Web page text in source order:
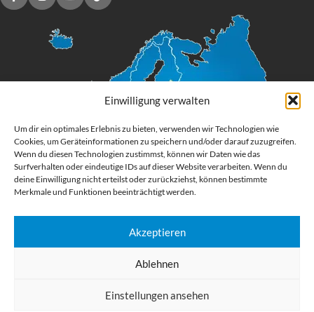
Einwilligung verwalten
Um dir ein optimales Erlebnis zu bieten, verwenden wir Technologien wie
Cookies, um Geräteinformationen zu speichern und/oder darauf zuzugreifen.
Wenn du diesen Technologien zustimmst, können wir Daten wie das
Surfverhalten oder eindeutige IDs auf dieser Website verarbeiten. Wenn du
deine Einwilligung nicht erteilst oder zurückziehst, können bestimmte
Merkmale und Funktionen beeinträchtigt werden.
Akzeptieren
Ablehnen
Einstellungen ansehen
Digital Großformatdruck
Bestellen Sie gedruckte Werbemittel online für Ihr Unternehmen. Wir